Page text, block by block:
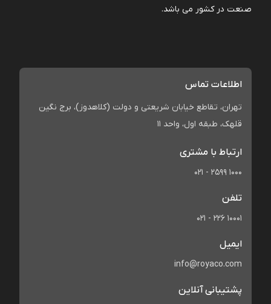
صنعت در کشور می باشد.
اطلاعات تماس
تهران، تقاطع خیابان شریعتی و دولت (کلاهدوز)، برج نگین
قلهک، طبقه اول، واحد 11
ارتباط با مشتری
021 - 2599 1000
تلفن
021 - 226 10001
ایمیل
info@royaco.com
پشتیبانی آنلاین